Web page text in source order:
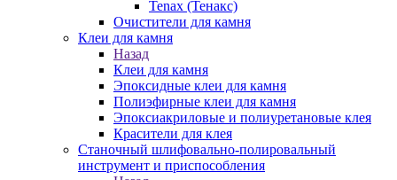
Tenax (Тенакс)
Очистители для камня
Клеи для камня
Назад
Клеи для камня
Эпоксидные клеи для камня
Полиэфирные клеи для камня
Эпоксиакриловые и полиуретановые клея
Красители для клея
Станочный шлифовально-полировальный
инструмент и приспособления